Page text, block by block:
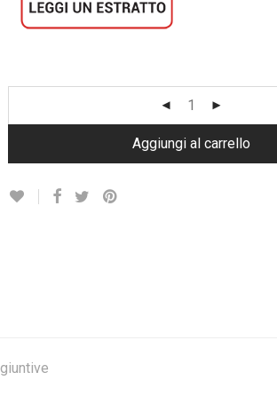
Aggiungi al carrello